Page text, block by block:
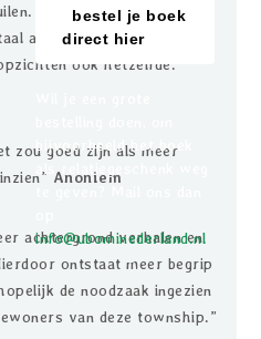
bestel je boek
direct hier
bijvoorbeeld het boek
als relatiegeschenk weg
info@ubominederland.nl
Het is bijzonder om te
anders is als het onze,
ook hetzelfde.”
zou goed zijn als meer
Anoniem
achtergrond verhalen en
ontstaat meer begrip
de noodzaak ingezien
van deze township.”